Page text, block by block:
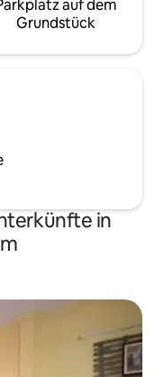
auf dem
Grundstück
in